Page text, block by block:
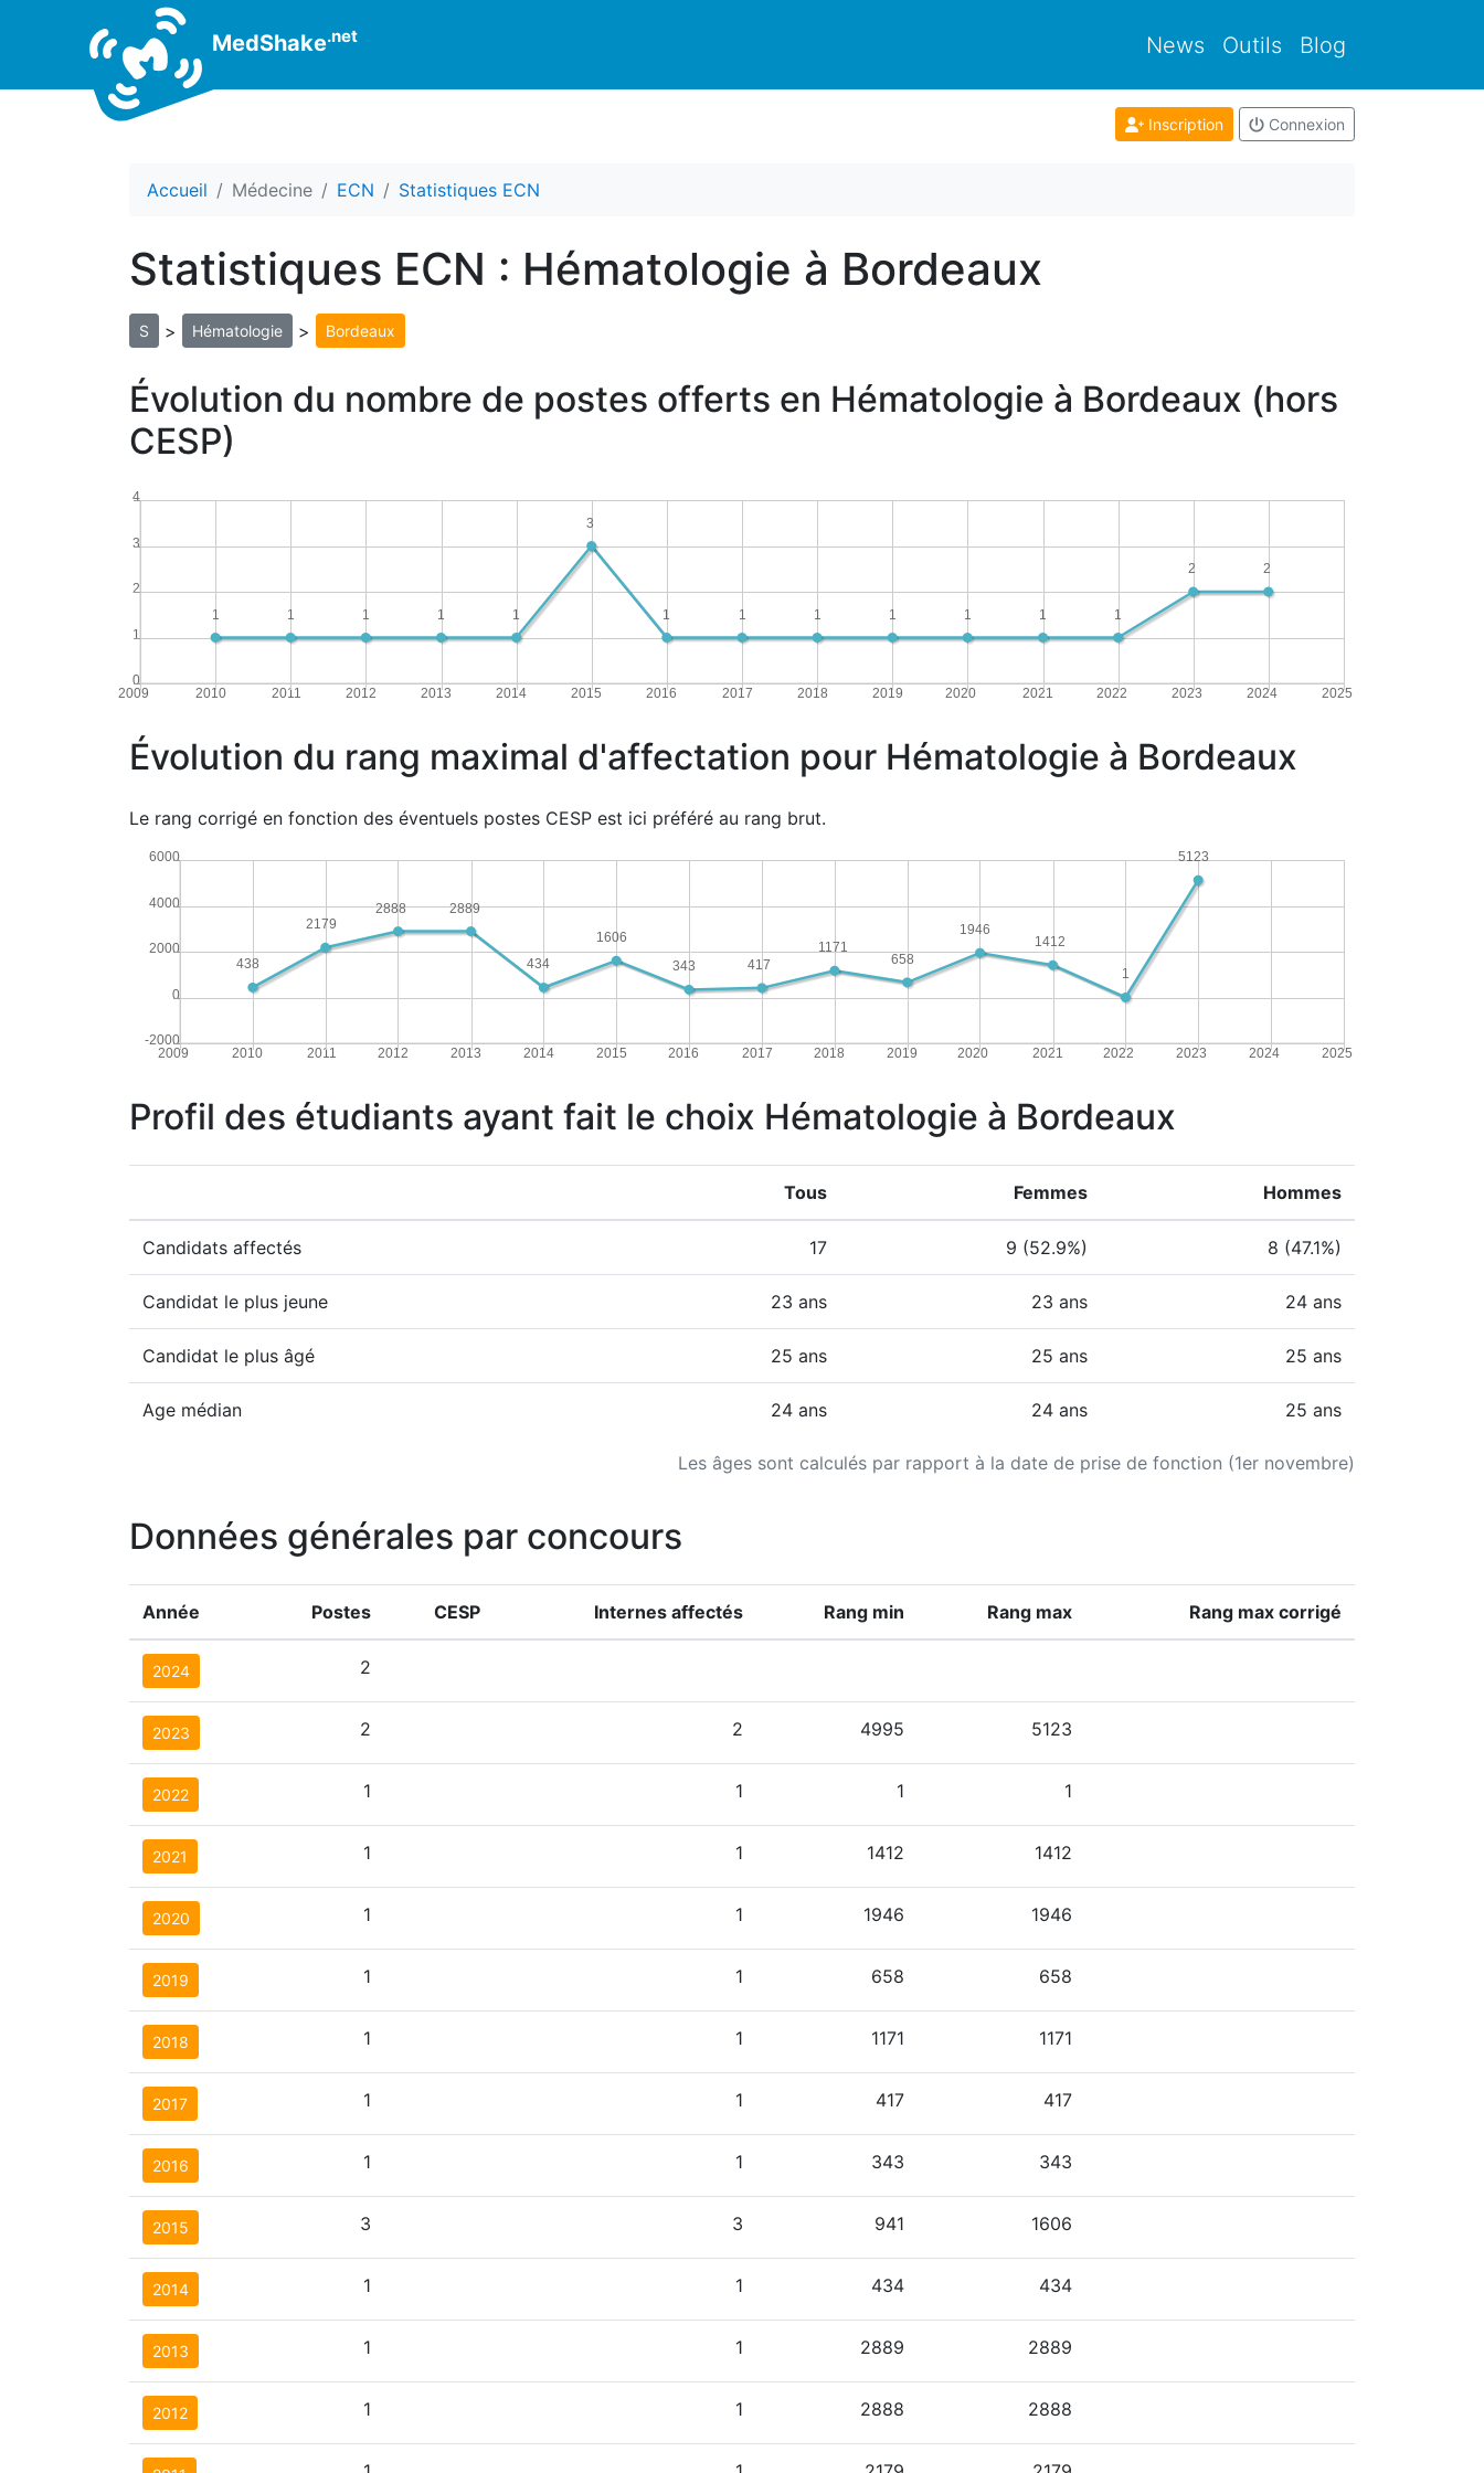
MedShake.net News Outils Blog
Inscription Connexion
Accueil Médecine ECN Statistiques ECN
Statistiques ECN : Hématologie à Bordeaux
S > Hématologie > Bordeaux
Évolution du nombre de postes offerts en Hématologie à Bordeaux (hors
CESP)
2009 2010 2011 2012 2013 2014 2015 2016 2017 2018 2019 2020 2021 2022 2023 2024 2025
0
1
2
3
4
2
2
1
1
1
1
1
1
1
3
1
1
1
1
1
Évolution du rang maximal d'affectation pour Hématologie à Bordeaux
Le rang corrigé en fonction des éventuels postes CESP est ici préféré au rang brut.
2009 2010 2011 2012 2013 2014 2015 2016 2017 2018 2019 2020 2021 2022 2023 2024 2025
-2000
0
2000
4000
6000 5123
1
1412
1946
658
1171
417
343
1606
434
2889
2888
2179
438
Profil des étudiants ayant fait le choix Hématologie à Bordeaux
Les âges sont calculés par rapport à la date de prise de fonction (1er novembre)
Tous Femmes Hommes
Candidats affectés 17 9 (52.9%) 8 (47.1%)
Candidat le plus jeune 23 ans 23 ans 24 ans
Candidat le plus âgé 25 ans 25 ans 25 ans
Age médian 24 ans 24 ans 25 ans
Données générales par concours
Année Postes CESP Internes affectés Rang min Rang max Rang max corrigé
2024 2
2023 2 2 4995 5123
2022 1 1 1 1
2021 1 1 1412 1412
2020 1 1 1946 1946
2019 1 1 658 658
2018 1 1 1171 1171
2017 1 1 417 417
2016 1 1 343 343
2015 3 3 941 1606
2014 1 1 434 434
2013 1 1 2889 2889
2012 1 1 2888 2888